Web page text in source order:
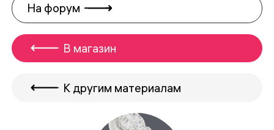
На форум
В магазин
К другим материалам